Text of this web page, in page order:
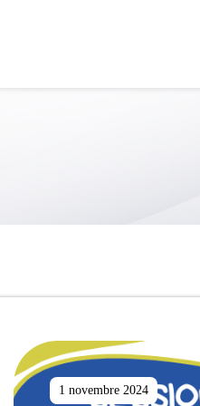
pour votre
1 novembre 2024